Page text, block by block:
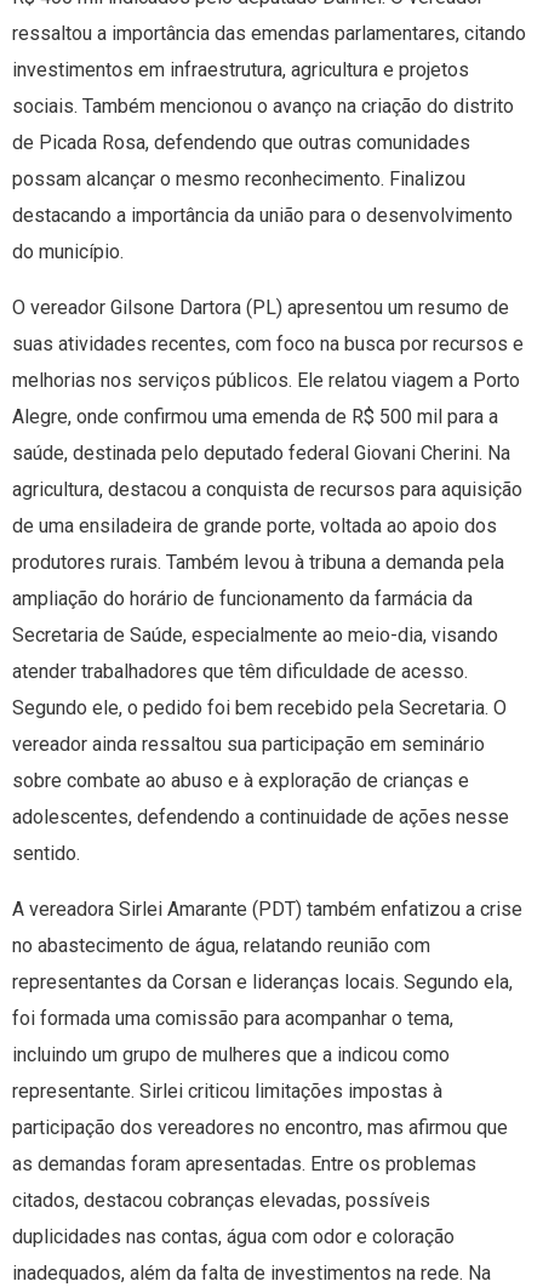
ressaltou a importância das emendas parlamentares, citando
investimentos em infraestrutura, agricultura e projetos
sociais. Também mencionou o avanço na criação do distrito
de Picada Rosa, defendendo que outras comunidades
possam alcançar o mesmo reconhecimento. Finalizou
destacando a importância da união para o desenvolvimento
do município.
O vereador Gilsone Dartora (PL) apresentou um resumo de
suas atividades recentes, com foco na busca por recursos e
melhorias nos serviços públicos. Ele relatou viagem a Porto
Alegre, onde confirmou uma emenda de R$ 500 mil para a
saúde, destinada pelo deputado federal Giovani Cherini. Na
agricultura, destacou a conquista de recursos para aquisição
de uma ensiladeira de grande porte, voltada ao apoio dos
produtores rurais. Também levou à tribuna a demanda pela
ampliação do horário de funcionamento da farmácia da
Secretaria de Saúde, especialmente ao meio-dia, visando
atender trabalhadores que têm dificuldade de acesso.
Segundo ele, o pedido foi bem recebido pela Secretaria. O
vereador ainda ressaltou sua participação em seminário
sobre combate ao abuso e à exploração de crianças e
adolescentes, defendendo a continuidade de ações nesse
sentido.
A vereadora Sirlei Amarante (PDT) também enfatizou a crise
no abastecimento de água, relatando reunião com
representantes da Corsan e lideranças locais. Segundo ela,
foi formada uma comissão para acompanhar o tema,
incluindo um grupo de mulheres que a indicou como
representante. Sirlei criticou limitações impostas à
participação dos vereadores no encontro, mas afirmou que
as demandas foram apresentadas. Entre os problemas
citados, destacou cobranças elevadas, possíveis
duplicidades nas contas, água com odor e coloração
inadequados, além da falta de investimentos na rede. Na